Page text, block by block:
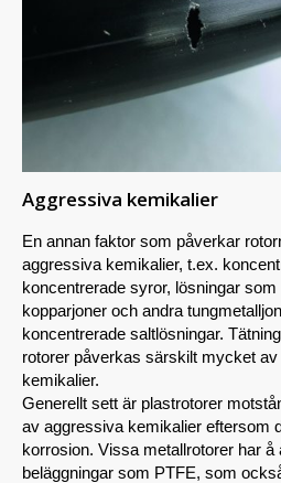
Aggressiva kemikalier
En annan faktor som påverkar
aggressiva kemikalier, t.ex.
koncentrerade syror, lösningar
kopparjoner och andra
koncentrerade saltlösningar.
rotorer påverkas särskilt mycket
kemikalier.
Generellt sett är plastrotorer
av aggressiva kemikalier eftersom
korrosion. Vissa metallrotorer har å
beläggningar som PTFE, som